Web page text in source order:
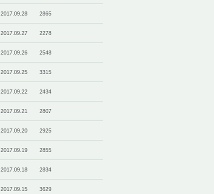
2017.09.28 2865
2017.09.27 2278
2017.09.26 2548
2017.09.25 3315
2017.09.22 2434
2017.09.21 2807
2017.09.20 2925
2017.09.19 2855
2017.09.18 2834
2017.09.15 3629